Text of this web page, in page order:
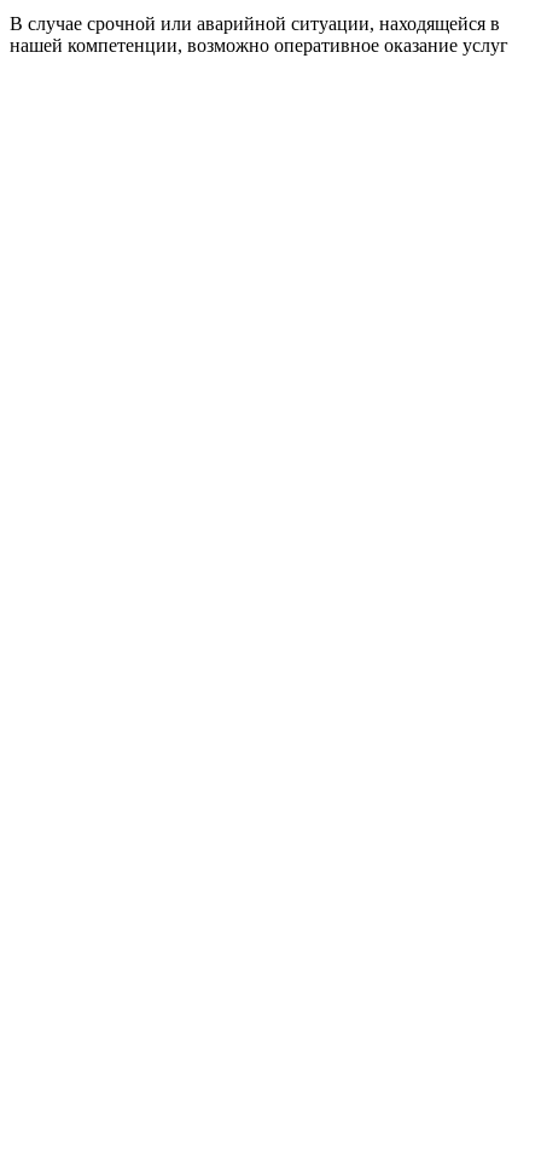
В случае срочной или аварийной ситуации, находящейся в
нашей компетенции, возможно оперативное оказание услуг